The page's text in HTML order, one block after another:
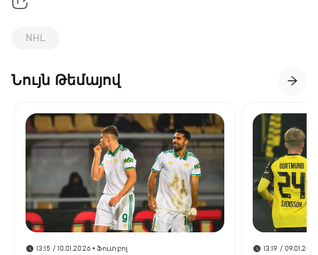
NHL
Նույն Թեմայով
13:15 / 10.01.2026• Ֆուտբոլ 13:19 /